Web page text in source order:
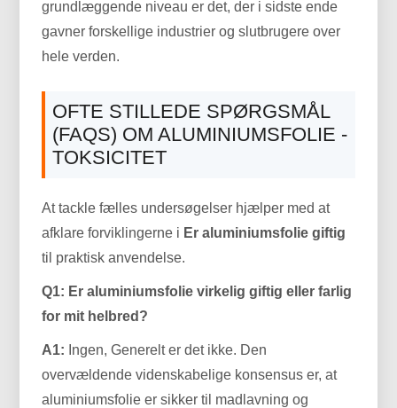
grundlæggende niveau er det, der i sidste ende
gavner forskellige industrier og slutbrugere over
hele verden.
OFTE STILLEDE SPØRGSMÅL
(FAQS) OM ALUMINIUMSFOLIE -
TOKSICITET
At tackle fælles undersøgelser hjælper med at
afklare forviklingerne i Er aluminiumsfolie giftig
til praktisk anvendelse.
Q1: Er aluminiumsfolie virkelig giftig eller farlig
for mit helbred?
A1: Ingen, Generelt er det ikke. Den
overvældende videnskabelige konsensus er, at
aluminiumsfolie er sikker til madlavning og